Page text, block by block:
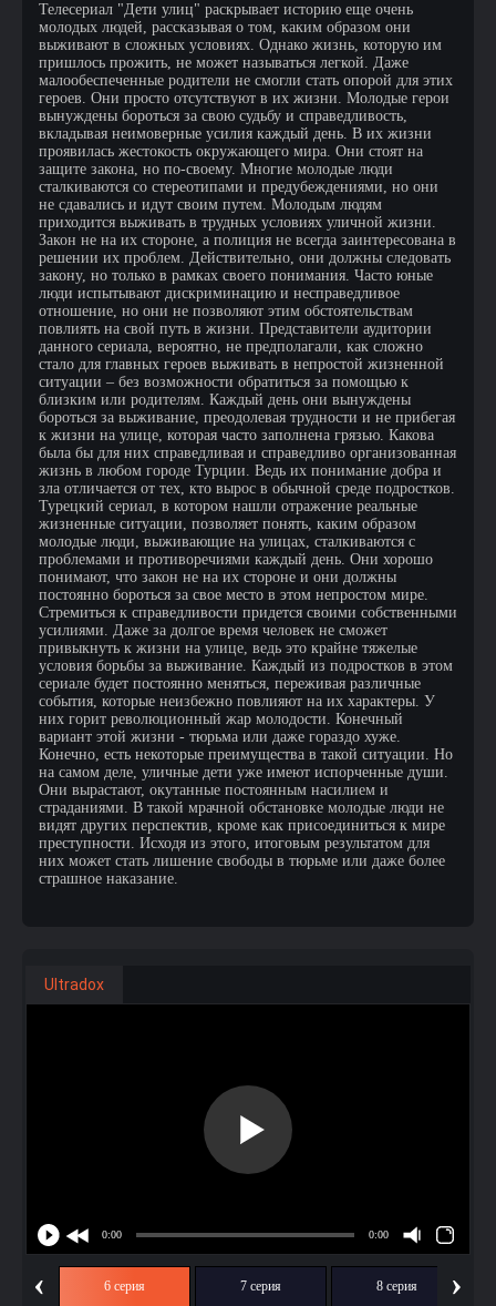
Телесериал "Дети улиц" раскрывает историю еще очень
молодых людей, рассказывая о том, каким образом они
выживают в сложных условиях. Однако жизнь, которую им
пришлось прожить, не может называться легкой. Даже
малообеспеченные родители не смогли стать опорой для этих
героев. Они просто отсутствуют в их жизни. Молодые герои
вынуждены бороться за свою судьбу и справедливость,
вкладывая неимоверные усилия каждый день. В их жизни
проявилась жестокость окружающего мира. Они стоят на
защите закона, но по-своему. Многие молодые люди
сталкиваются со стереотипами и предубеждениями, но они
не сдавались и идут своим путем. Молодым людям
приходится выживать в трудных условиях уличной жизни.
Закон не на их стороне, а полиция не всегда заинтересована в
решении их проблем. Действительно, они должны следовать
закону, но только в рамках своего понимания. Часто юные
люди испытывают дискриминацию и несправедливое
отношение, но они не позволяют этим обстоятельствам
повлиять на свой путь в жизни. Представители аудитории
данного сериала, вероятно, не предполагали, как сложно
стало для главных героев выживать в непростой жизненной
ситуации – без возможности обратиться за помощью к
близким или родителям. Каждый день они вынуждены
бороться за выживание, преодолевая трудности и не прибегая
к жизни на улице, которая часто заполнена грязью. Какова
была бы для них справедливая и справедливо организованная
жизнь в любом городе Турции. Ведь их понимание добра и
зла отличается от тех, кто вырос в обычной среде подростков.
Турецкий сериал, в котором нашли отражение реальные
жизненные ситуации, позволяет понять, каким образом
молодые люди, выживающие на улицах, сталкиваются с
проблемами и противоречиями каждый день. Они хорошо
понимают, что закон не на их стороне и они должны
постоянно бороться за свое место в этом непростом мире.
Стремиться к справедливости придется своими собственными
усилиями. Даже за долгое время человек не сможет
привыкнуть к жизни на улице, ведь это крайне тяжелые
условия борьбы за выживание. Каждый из подростков в этом
сериале будет постоянно меняться, переживая различные
события, которые неизбежно повлияют на их характеры. У
них горит революционный жар молодости. Конечный
вариант этой жизни - тюрьма или даже гораздо хуже.
Конечно, есть некоторые преимущества в такой ситуации. Но
на самом деле, уличные дети уже имеют испорченные души.
Они вырастают, окутанные постоянным насилием и
страданиями. В такой мрачной обстановке молодые люди не
видят других перспектив, кроме как присоединиться к мире
преступности. Исходя из этого, итоговым результатом для
них может стать лишение свободы в тюрьме или даже более
страшное наказание.
Ultradox
‹ 6 серия 7 серия 8 серия ›